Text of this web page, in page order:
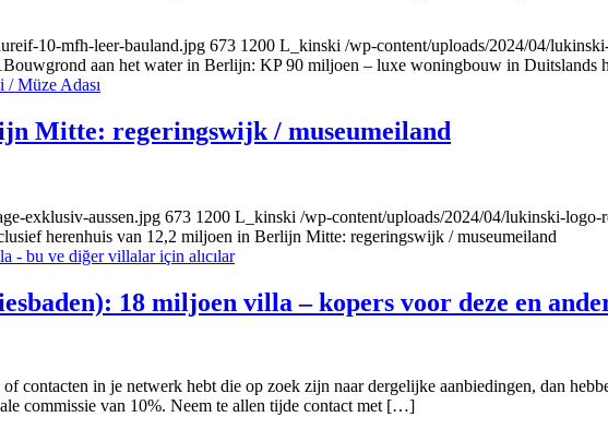
10-mfh-leer-bauland.jpg 673 1200 L_kinski /wp-content/uploads/2024/04/
Bouwgrond aan het water in Berlijn: KP 90 miljoen – luxe woningbouw in Duitslands
Mitte: regeringswijk / museumeiland
exklusiv-aussen.jpg 673 1200 L_kinski /wp-content/uploads/2024/04/lukinski-logo-
herenhuis van 12,2 miljoen in Berlijn Mitte: regeringswijk / museumeiland
18 miljoen villa – kopers voor deze en
contacten in je netwerk hebt die op zoek zijn naar dergelijke aanbiedingen, dan
commissie van 10%. Neem te allen tijde contact met […]